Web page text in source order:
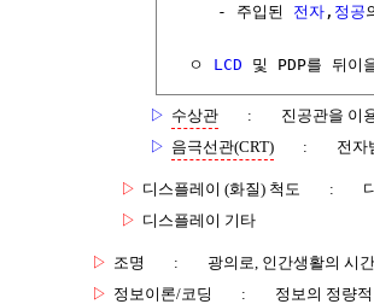
     - 주입된
전자 , 정공
  ㅇ
LCD 및 PDP를 뒤이
▷ 수상관 :
진공관을 이
▷ 음극선관(CRT) : 전자
▷ 디스플레이 (화질) 척도 :
▷ 디스플레이 기타
▷ 조명 :
광의로, 인간생활의 시
▷ 정보이론/코딩 : 정보의 정량